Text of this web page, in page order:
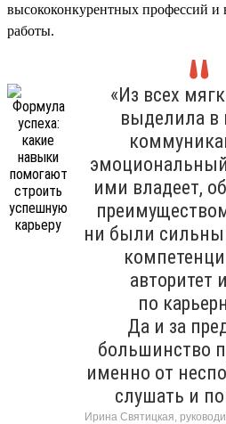
высококонкурентных профессий и
работы.
«Из всех
выделила в
ими владеет,
ни были
авторитет
по
Да и за
большинство
именно от
слушать и
Ирина Святицкая,